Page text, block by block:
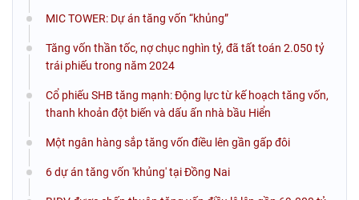
MIC TOWER: Dự án tăng vốn “khủng”
Tăng vốn thần tốc, nợ chục nghìn tỷ, đã tất toán 2.050 tỷ
trái phiếu trong năm 2024
Cổ phiếu SHB tăng mạnh: Động lực từ kế hoạch tăng vốn,
thanh khoản đột biến và dấu ấn nhà bầu Hiển
Một ngân hàng sắp tăng vốn điều lên gần gấp đôi
6 dự án tăng vốn 'khủng' tại Đồng Nai